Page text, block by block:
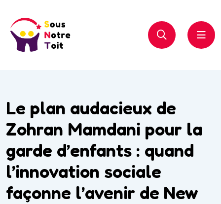
Le plan audacieux de
Zohran Mamdani pour la
garde d’enfants : quand
l’innovation sociale
façonne l’avenir de New